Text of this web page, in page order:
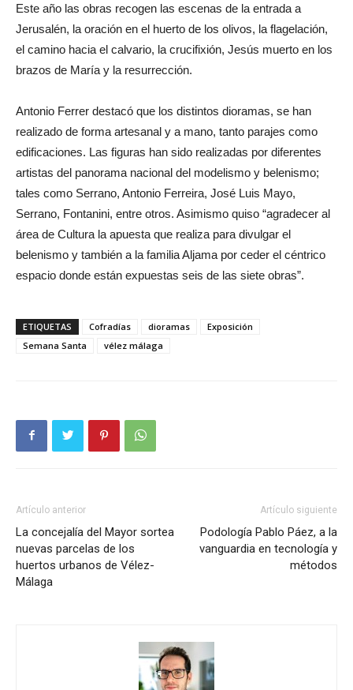
Este año las obras recogen las escenas de la entrada a
Jerusalén, la oración en el huerto de los olivos, la flagelación,
el camino hacia el calvario, la crucifixión, Jesús muerto en los
brazos de María y la resurrección.
Antonio Ferrer destacó que los distintos dioramas, se han
realizado de forma artesanal y a mano, tanto parajes como
edificaciones. Las figuras han sido realizadas por diferentes
artistas del panorama nacional del modelismo y belenismo;
tales como Serrano, Antonio Ferreira, José Luis Mayo,
Serrano, Fontanini, entre otros. Asimismo quiso “agradecer al
área de Cultura la apuesta que realiza para divulgar el
belenismo y también a la familia Aljama por ceder el céntrico
espacio donde están expuestas seis de las siete obras”.
ETIQUETAS Cofradías dioramas
Exposición
Semana Santa
vélez málaga
Artículo anterior
La concejalía del Mayor sortea
nuevas parcelas de los
huertos urbanos de Vélez-
Málaga
Artículo siguiente
Podología Pablo Páez, a la
vanguardia en tecnología y
métodos